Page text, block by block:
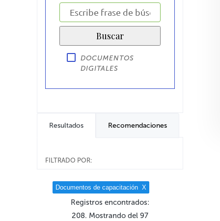
DOCUMENTOS
DIGITALES
Resultados Recomendaciones
FILTRADO POR:
Documentos de capacitación X
Registros encontrados:
208. Mostrando del 97